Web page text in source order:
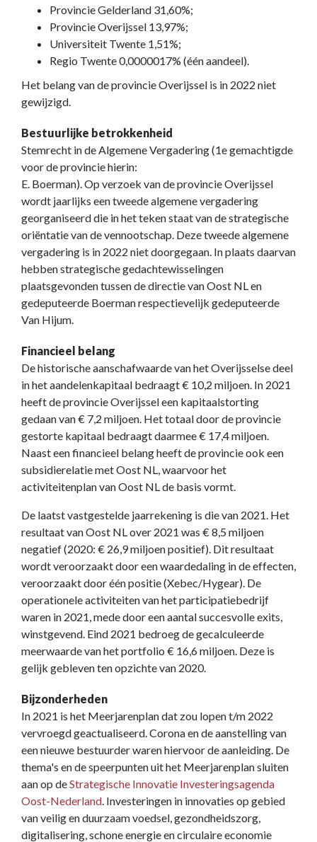
Provincie Gelderland 31,60%;
Provincie Overijssel 13,97%;
Universiteit Twente 1,51%;
Regio Twente 0,0000017% (één aandeel).
Het belang van de provincie Overijssel is in 2022 niet
gewijzigd.
Bestuurlijke betrokkenheid
Stemrecht in de Algemene Vergadering (1e gemachtigde
voor de provincie hierin:
E. Boerman). Op verzoek van de provincie Overijssel
wordt jaarlijks een tweede algemene vergadering
georganiseerd die in het teken staat van de strategische
oriëntatie van de vennootschap. Deze tweede algemene
vergadering is in 2022 niet doorgegaan. In plaats daarvan
hebben strategische gedachtewisselingen
plaatsgevonden tussen de directie van Oost NL en
gedeputeerde Boerman respectievelijk gedeputeerde
Van Hijum.
Financieel belang
De historische aanschafwaarde van het Overijsselse deel
in het aandelenkapitaal bedraagt € 10,2 miljoen. In 2021
heeft de provincie Overijssel een kapitaalstorting
gedaan van € 7,2 miljoen. Het totaal door de provincie
gestorte kapitaal bedraagt daarmee € 17,4 miljoen.
Naast een financieel belang heeft de provincie ook een
subsidierelatie met Oost NL, waarvoor het
activiteitenplan van Oost NL de basis vormt.
De laatst vastgestelde jaarrekening is die van 2021. Het
resultaat van Oost NL over 2021 was € 8,5 miljoen
negatief (2020: € 26,9 miljoen positief). Dit resultaat
wordt veroorzaakt door een waardedaling in de effecten,
veroorzaakt door één positie (Xebec/Hygear). De
operationele activiteiten van het participatiebedrijf
waren in 2021, mede door een aantal succesvolle exits,
winstgevend. Eind 2021 bedroeg de gecalculeerde
meerwaarde van het portfolio € 16,6 miljoen. Deze is
gelijk gebleven ten opzichte van 2020.
Bijzonderheden
In 2021 is het Meerjarenplan dat zou lopen t/m 2022
vervroegd geactualiseerd. Corona en de aanstelling van
een nieuwe bestuurder waren hiervoor de aanleiding. De
thema's en de speerpunten uit het Meerjarenplan sluiten
aan op deStrategische Innovatie Investeringsagenda
Oost-Nederland . Investeringen in innovaties op gebied
van veilig en duurzaam voedsel, gezondheidszorg,
digitalisering, schone energie en circulaire economie